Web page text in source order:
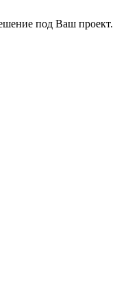
под Ваш проект.